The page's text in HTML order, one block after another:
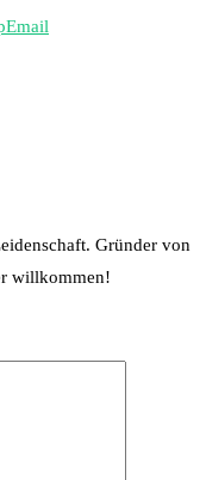
Email
Gründer von
willkommen!